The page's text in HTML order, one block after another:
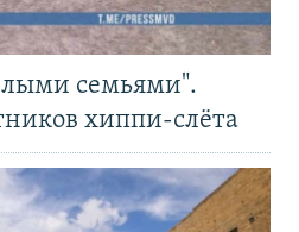
семьями".
хиппи-слёта